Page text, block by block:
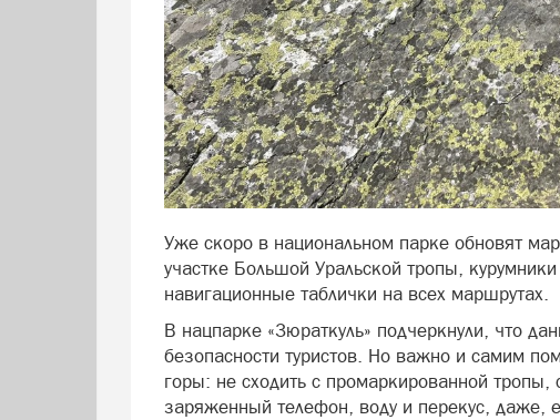
Уже скоро в национальном парке обновят
участке Большой Уральской тропы,
навигационные таблички на всех маршрутах.
В нацпарке «Зюраткуль» подчеркнули, что
безопасности туристов. Но важно и самим
горы: не сходить с промаркированной тропы,
заряженный телефон, воду и перекус, даже,